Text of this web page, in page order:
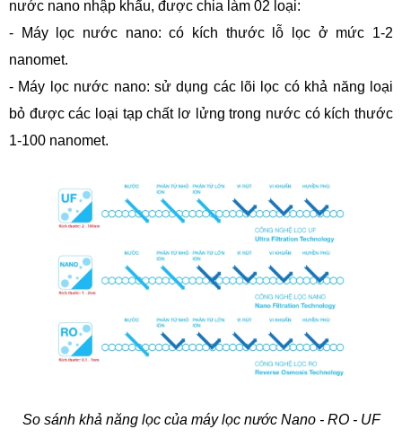
nước nano nhập khẩu, được chia làm 02 loại:
- Máy lọc nước nano: có kích thước lỗ lọc ở mức 1-2
nanomet.
- Máy lọc nước nano: sử dụng các lõi lọc có khả năng loại
bỏ được các loại tạp chất lơ lửng trong nước có kích thước
1-100 nanomet.
So sánh khả năng lọc của máy lọc nước Nano - RO - UF